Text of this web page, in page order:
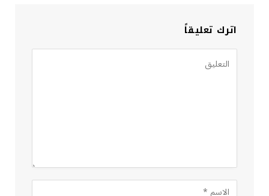
اترك تعليقاً